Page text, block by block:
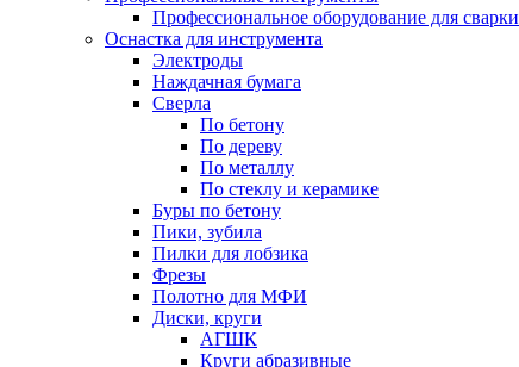
Профессиональное оборудование для сварки
Оснастка для инструмента
Электроды
Наждачная бумага
Сверла
По бетону
По дереву
По металлу
По стеклу и керамике
Буры по бетону
Пики, зубила
Пилки для лобзика
Фрезы
Полотно для МФИ
Диски, круги
АГШК
Круги абразивные